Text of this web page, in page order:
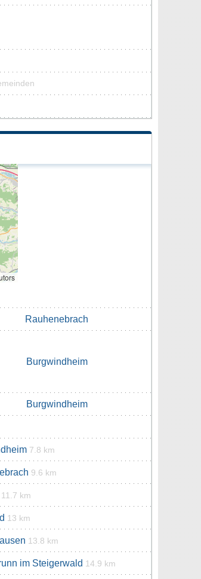
Rauhenebrach
Burgwindheim
Burgwindheim
7.8 km
9.6 km
11.7 km
13 km
13.8 km
im Steigerwald 14.9 km